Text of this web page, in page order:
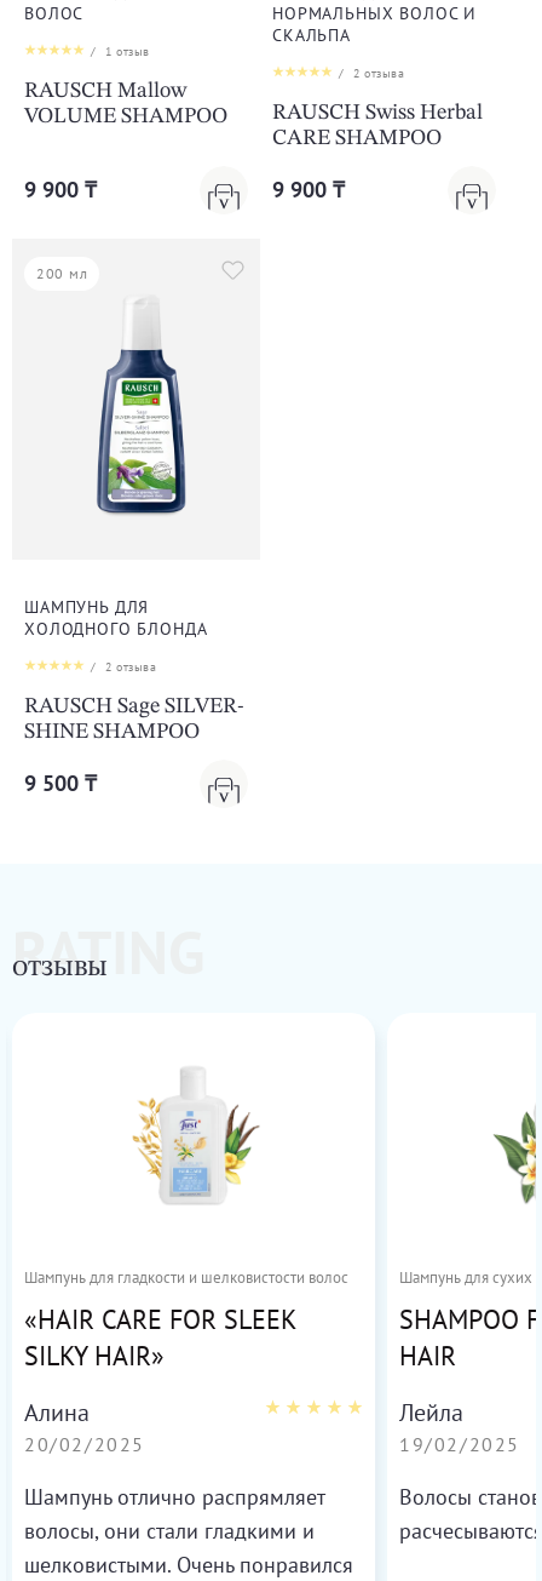
ВОЛОС
/ 1 отзыв
RAUSCH Mallow
VOLUME SHAMPOO
9 900 ₸
НОРМАЛЬНЫХ ВОЛОС И
СКАЛЬПА
/ 2 отзыва
RAUSCH Swiss Herbal
CARE SHAMPOO
9 900 ₸
200 мл
ШАМПУНЬ ДЛЯ
ХОЛОДНОГО БЛОНДА
/ 2 отзыва
RAUSCH Sage SILVER-
SHINE SHAMPOO
9 500 ₸
RATING
ОТЗЫВЫ
Шампунь для гладкости и шелковистости волос
«HAIR CARE FOR SLEEK
SILKY HAIR»
Алина
20/02/2025
Шампунь отлично распрямляет
волосы, они стали гладкими и
шелковистыми. Очень понравился
Шампунь для сухих
SHAMPOO
HAIR
Лейла
19/02/2025
Волосы